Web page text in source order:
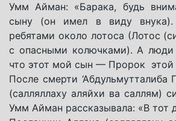
Умм Айман: «Барака, будь
сыну (он имел в виду
ребятами около лотоса (Лотос
с опасными колючками). А люди
что этот мой сын — Пророк
После смерти ‘Абдульмутталиба
(салляллаху аляйхи ва саллям)
Умм Айман рассказывала: «В тот